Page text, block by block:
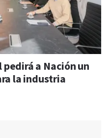
a Nación un
la industria